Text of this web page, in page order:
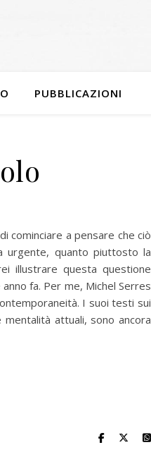
PUBBLICAZIONI
cominciare a pensare che ciò
urgente, quanto piuttosto la
illustrare questa questione
fa. Per me, Michel Serres
I suoi testi sui
attuali, sono ancora